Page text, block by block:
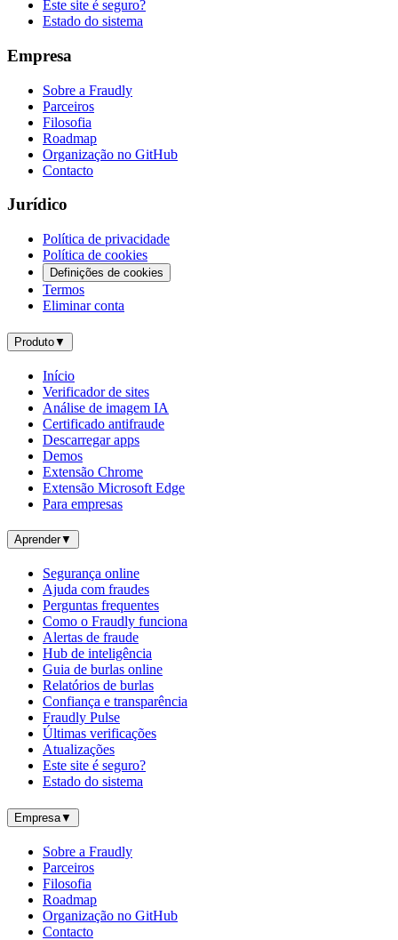
Este site é seguro?
Estado do sistema
Empresa
Sobre a Fraudly
Parceiros
Filosofia
Roadmap
Organização no GitHub
Contacto
Jurídico
Política de privacidade
Política de cookies
Definições de cookies
Termos
Eliminar conta
Produto▼
Início
Verificador de sites
Análise de imagem IA
Certificado antifraude
Descarregar apps
Demos
Extensão Chrome
Extensão Microsoft Edge
Para empresas
Aprender▼
Segurança online
Ajuda com fraudes
Perguntas frequentes
Como o Fraudly funciona
Alertas de fraude
Hub de inteligência
Guia de burlas online
Relatórios de burlas
Confiança e transparência
Fraudly Pulse
Últimas verificações
Atualizações
Este site é seguro?
Estado do sistema
Empresa▼
Sobre a Fraudly
Parceiros
Filosofia
Roadmap
Organização no GitHub
Contacto